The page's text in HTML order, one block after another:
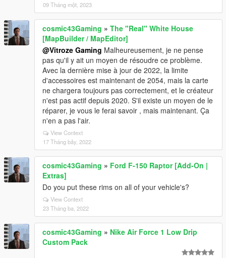
09 Tháng một, 2023
cosmic43Gaming » The "Real" White House
[MapBuilder / MapEditor]
@Vitroze Gaming Malheureusement, je ne pense
pas qu'il y ait un moyen de résoudre ce problème.
Avec la dernière mise à jour de 2022, la limite
d'accessoires est maintenant de 2054, mais la carte
ne chargera toujours pas correctement, et le créateur
n'est pas actif depuis 2020. S'il existe un moyen de le
réparer, je vous le ferai savoir , mais maintenant. Ça
n'en a pas l'air.
View Context
17 Tháng bảy, 2022
cosmic43Gaming » Ford F-150 Raptor [Add-On |
Extras]
Do you put these rims on all of your vehicle's?
View Context
23 Tháng ba, 2022
cosmic43Gaming » Nike Air Force 1 Low Drip
Custom Pack